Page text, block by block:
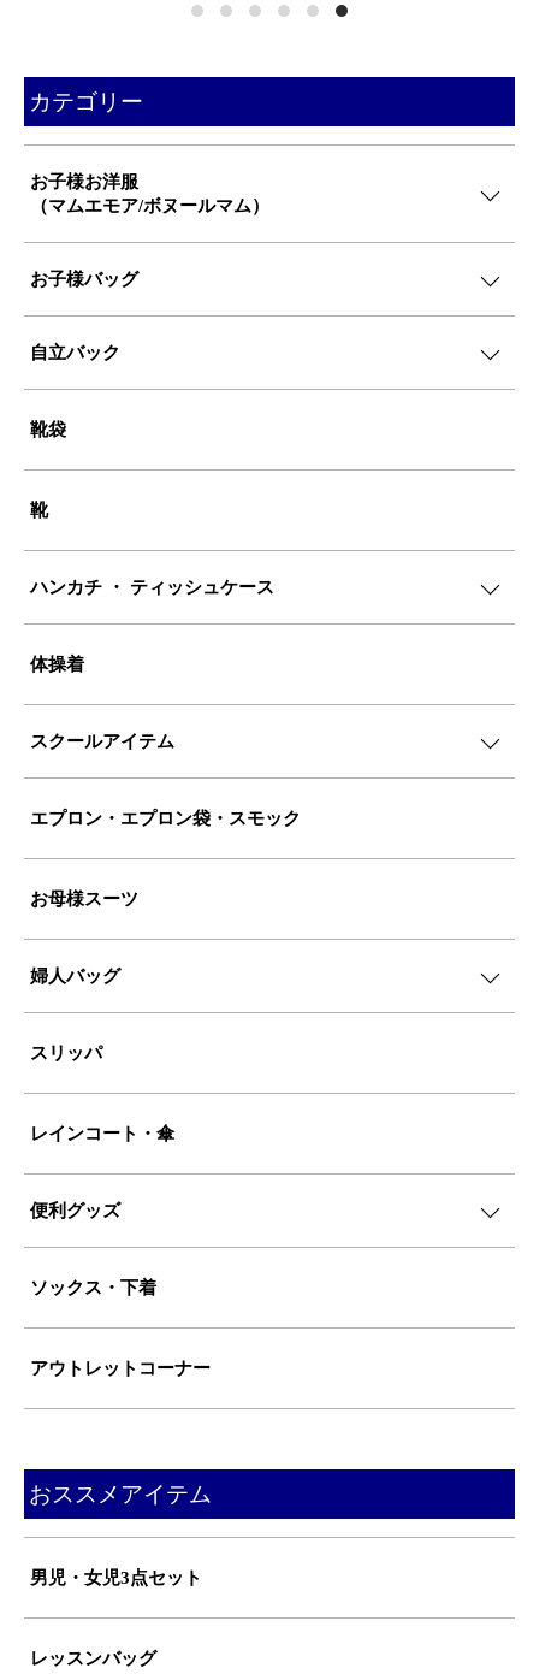
カテゴリー
お子様お洋服
（マムエモア/ボヌールマム）
お子様バッグ
自立バック
靴袋
靴
ハンカチ ・ ティッシュケース
体操着
スクールアイテム
エプロン・エプロン袋・スモック
お母様スーツ
婦人バッグ
スリッパ
レインコート・傘
便利グッズ
ソックス・下着
アウトレットコーナー
おススメアイテム
男児・女児3点セット
レッスンバッグ